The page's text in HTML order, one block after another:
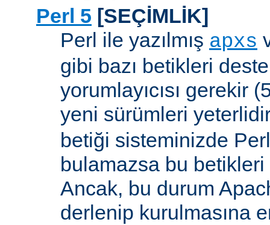
Perl 5 [SEÇİMLİK]
Perl ile yazılmış apxs
gibi bazı betikleri
yorumlayıcısı gerekir
yeni sürümleri
betiği sisteminizde Perl
bulamazsa bu betikleri
Ancak, bu durum
derlenip kurulmasına